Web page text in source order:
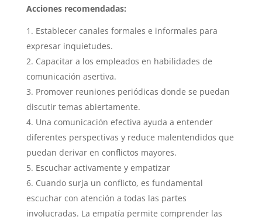
Acciones recomendadas:
Establecer canales formales e informales para
expresar inquietudes.
Capacitar a los empleados en habilidades de
comunicación asertiva.
Promover reuniones periódicas donde se puedan
discutir temas abiertamente.
Una comunicación efectiva ayuda a entender
diferentes perspectivas y reduce malentendidos que
puedan derivar en conflictos mayores.
Escuchar activamente y empatizar
Cuando surja un conflicto, es fundamental
escuchar con atención a todas las partes
involucradas. La empatía permite comprender las